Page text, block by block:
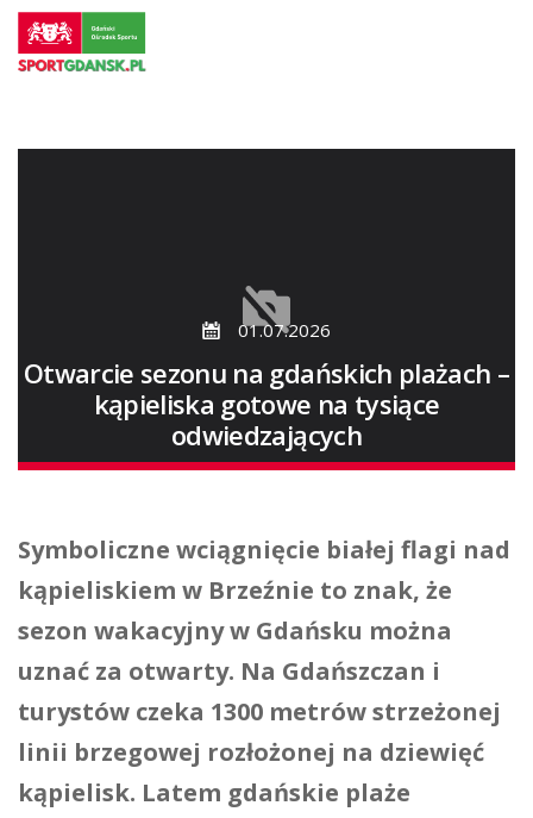
Przejdź
do
01.07.2026
Otwarcie sezonu na gdańskich plażach –
kąpieliska gotowe na tysiące
odwiedzających
Symboliczne wciągnięcie białej flagi nad
kąpieliskiem w Brzeźnie to znak, że
sezon wakacyjny w Gdańsku można
uznać za otwarty. Na Gdańszczan i
turystów czeka 1300 metrów strzeżonej
linii brzegowej rozłożonej na dziewięć
kąpielisk. Latem gdańskie plaże